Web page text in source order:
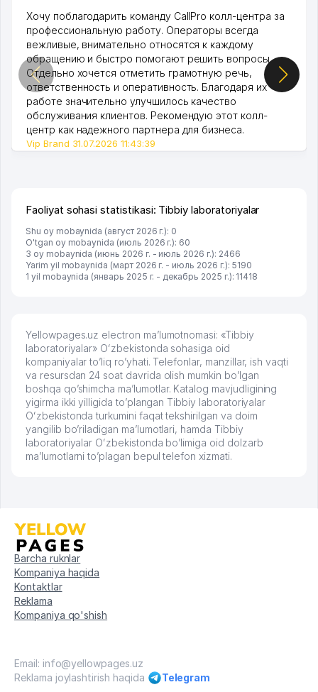
Хочу поблагодарить команду CallPro колл-центра за
профессиональную работу. Операторы всегда
вежливые, внимательно относятся к каждому
обращению и быстро помогают решить вопросы.
Отдельно хочется отметить грамотную речь,
ответственность и оперативность. Благодаря их
работе значительно улучшилось качество
обслуживания клиентов. Рекомендую этот колл-
центр как надежного партнера для бизнеса.
Vip Brand 31.07.2026 11:43:39
Faoliyat sohasi statistikasi: Tibbiy laboratoriyalar
Shu oy mobaynida (август 2026 г.): 0
O'tgan oy mobaynida (июль 2026 г.): 60
3 oy mobaynida (июнь 2026 г. - июль 2026 г.): 2466
Yarim yil mobaynida (март 2026 г. - июль 2026 г.): 5190
1 yil mobaynida (январь 2025 г. - декабрь 2025 г.): 11418
Yellowpages.uz electron ma’lumotnomasi: «Tibbiy
laboratoriyalar» Oʻzbekistonda sohasiga oid
kompaniyalar to’liq ro’yhati. Telefonlar, manzillar, ish vaqti
va resursdan 24 soat davrida olish mumkin bo’lgan
boshqa qo’shimcha ma’lumotlar. Katalog mavjudligining
yigirma ikki yilligida to’plangan Tibbiy laboratoriyalar
Oʻzbekistonda turkumini faqat tekshirilgan va doim
yangilib bo’riladigan ma’lumotlari, hamda Tibbiy
laboratoriyalar Oʻzbekistonda bo’limiga oid dolzarb
ma’lumotlarni to’plagan bepul telefon xizmati.
Barcha ruknlar
Kompaniya haqida
Kontaktlar
Reklama
Kompaniya qo'shish
Email: info@yellowpages.uz
Reklama joylashtirish haqida
Telegram